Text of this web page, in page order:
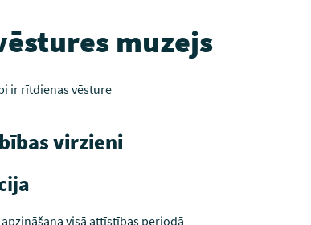
muzejs
ir rītdienas vēsture
virzieni
visā attīstības periodā